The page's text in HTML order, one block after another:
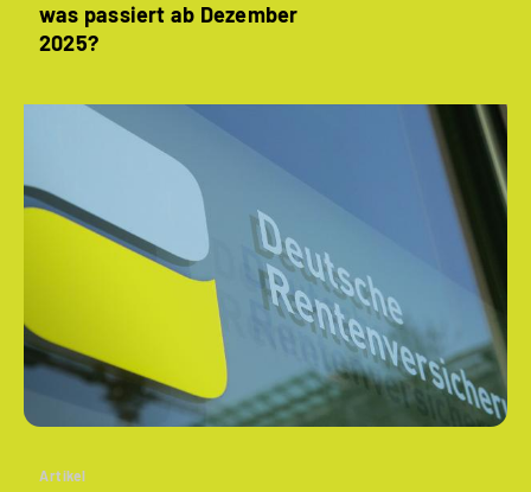
was passiert ab Dezember
2025?
Artikel